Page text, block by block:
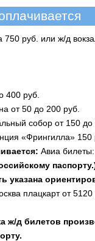
750 руб. или ж/д
400 руб.
от 50 до 200 руб.
собор от 150 до
«Фрингилла»
Авиа
указана
плацкарт от
д билетов